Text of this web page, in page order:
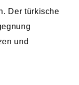
Der türkische
und